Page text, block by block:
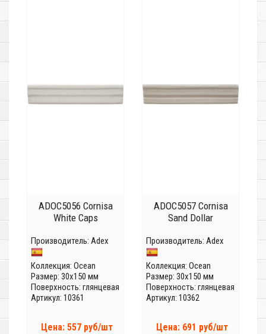
ADOC5056 Cornisa
White Caps
Производитель: Adex
Коллекция: Ocean
Размер: 30x150 мм
Поверхность: глянцевая
Артикул: 10361
Цена: 557 руб/шт
ADOC5057 Cornisa
Sand Dollar
Производитель: Adex
Коллекция: Ocean
Размер: 30x150 мм
Поверхность: глянцевая
Артикул: 10362
Цена: 691 руб/шт